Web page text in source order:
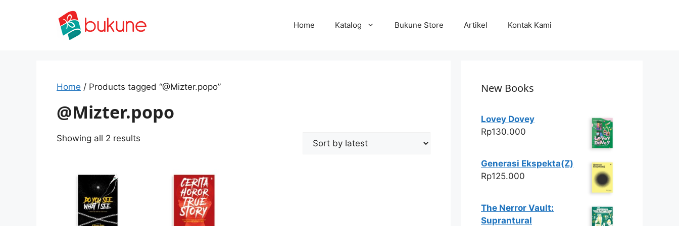
Home Katalog Bukune Store Artikel Kontak Kami
Home / Products tagged “@Mizter.popo”
@Mizter.popo
Showing all 2 results
New Books
Lovey Dovey
Rp130.000
Generasi Ekspekta(Z)
Rp125.000
The Nerror Vault:
Suprantural